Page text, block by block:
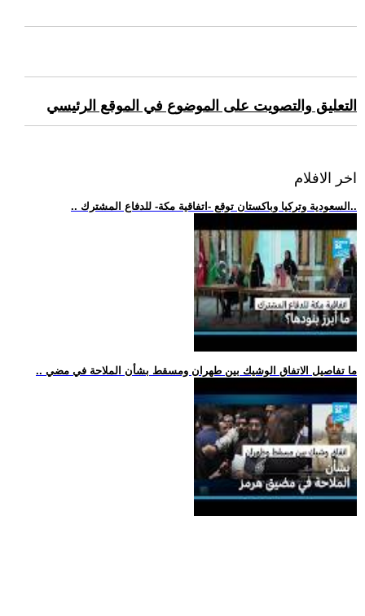
التعليق والتصويت على الموضوع في الموقع الرئيسي
اخر الافلام
.. السعودية وتركيا وباكستان توقع -اتفاقية مكة- للدفاع المشترك..
.. ما تفاصيل الاتفاق الوشيك بين طهران ومسقط بشأن الملاحة في مضي